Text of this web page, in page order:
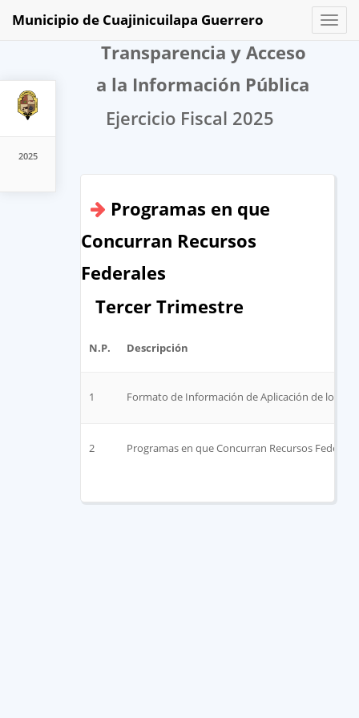
2025
Toggle
Municipio de Cuajinicuilapa Guerrero
Transparencia y Acceso
a la Información Pública
Ejercicio Fiscal 2025
Programas en que
Concurran Recursos
Federales
Tercer Trimestre
N.P. Descripción
1 Formato de Información de Aplicación de los
2 Programas en que Concurran Recursos